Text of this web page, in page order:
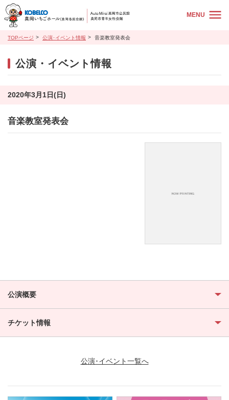
MENU
TOPページ 公演･イベント情報 音楽教室発表会
公演・イベント情報
2020年3月1日(日)
音楽教室発表会
公演概要
チケット情報
公演･イベント一覧へ